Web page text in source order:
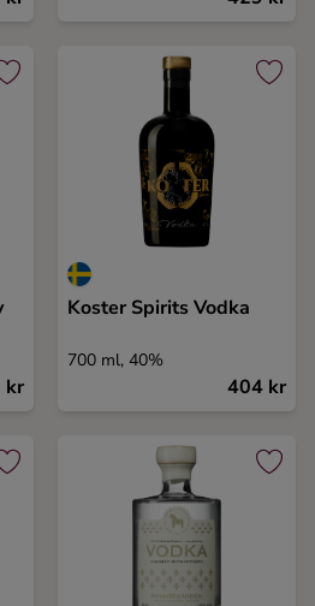
kr
Koster Spirits Vodka
700 ml, 40%
404 kr